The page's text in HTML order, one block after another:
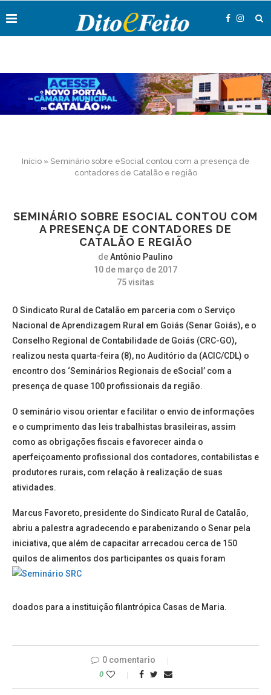
Início» Seminário sobre eSocial contou com a presença de
contadores de Catalão e região
SEMINÁRIO SOBRE ESOCIAL CONTOU COM
A PRESENÇA DE CONTADORES DE
CATALÃO E REGIÃO
deAntônio Paulino
10 de março de 2017
75visitas
O Sindicato Rural de Catalão em parceria com o Serviço
Nacional de Aprendizagem Rural em Goiás (Senar Goiás), e o
Conselho Regional de Contabilidade de Goiás (CRC-GO),
realizou nesta quarta-feira (8), no Auditório da (ACIC/CDL) o
encontro dos ‘Seminários Regionais de eSocial’ com a
presença de quase 100 profissionais da região.
O seminário visou orientar e facilitar o envio de informações
e o cumprimento das leis trabalhistas brasileiras, assim
como as obrigações fiscais e favorecer ainda o
aperfeiçoamento profissional dos contadores, contabilistas e
produtores rurais, com relação à realização de suas
atividades.
Marcus Favoreto, presidente do Sindicato Rural de Catalão,
abriu a palestra agradecendo e parabenizando o Senar pela
iniciativa, que além de capacitar arrecadou cerca de 150
quilos de alimentos dos participantes os quais foram
doados para a instituição filantrópica Casas de Maria.
0 comentario
0